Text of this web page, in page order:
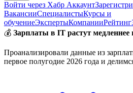
Войти через Хабр Аккаунт
ВакансииСпециалистыКурсы и
обучениеЭкспертыКомпанииРейтинг
💰 Зарплаты в IT растут
Проанализировали данные из
первое полугодие 2026 года и